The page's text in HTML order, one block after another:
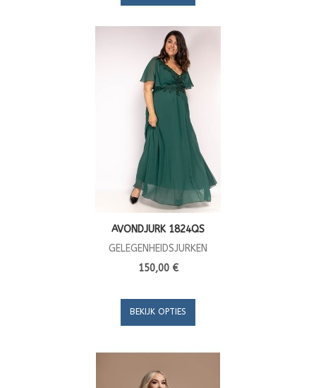
AVONDJURK 1824QS
GELEGENHEIDSJURKEN
150,00 €
BEKIJK OPTIES